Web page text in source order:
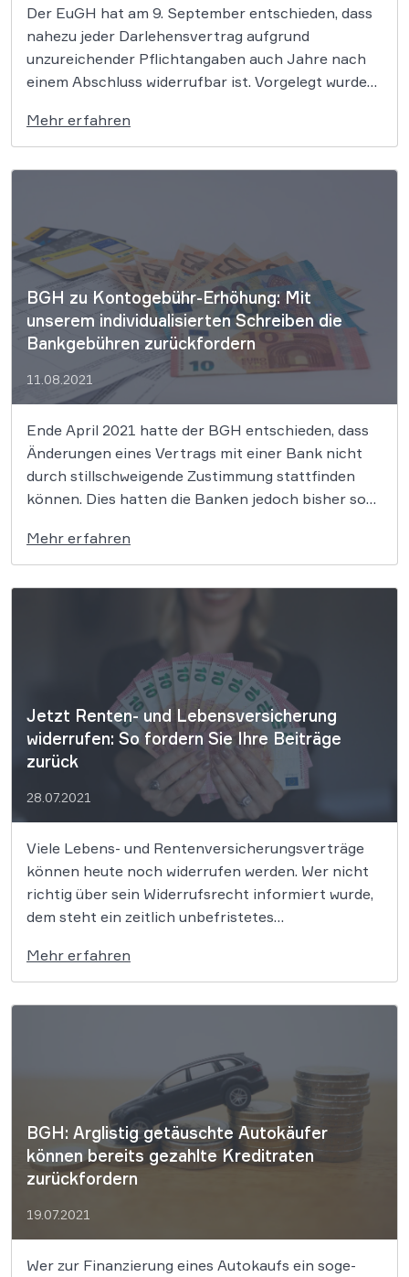
Der EuGH hat am 9. September entschieden, dass
nahezu jeder Darlehensvertrag aufgrund
unzureichender Pflichtangaben auch Jahre nach
einem Abschluss widerrufbar ist. Vorgelegt wurde
sondern vom LG Ravensburg. Damit können jetzt
Millionen Verbraucher bares Geld sparen. Update
9. September 2021: Der Gerichthof der
Mehr erfahren
BGH zu Kontogebühr-Erhöhung: Mit
unserem individualisierten Schreiben die
Bankgebühren zurückfordern
11.08.2021
Ende April 2021 hatte der BGH entschieden, dass
Änderungen eines Vertrags mit einer Bank nicht
durch stillschweigende Zustimmung stattfinden
können. Dies hatten die Banken jedoch bisher so
Banken nun die berechneten unzulässigen
Gebühren von ihrer Bank zurückfordern können.
Inzwischen liegen auch die Entscheidungsgründe
Mehr erfahren
Jetzt Renten- und Lebensversicherung
widerrufen: So fordern Sie Ihre Beiträge
zurück
28.07.2021
Viele Lebens- und Rentenversicherungsverträge
können heute noch widerrufen werden. Wer nicht
richtig über sein Widerrufsrecht informiert wurde,
dem steht ein zeitlich unbefristetes
prüfen und Ihre Ansprüche berechnen. Im Rahmen
der Rückabwicklung des Vertrages muss der
Versicherer die gezahlten Prämien – einschließlich
Mehr erfahren
BGH: Arglistig getäuschte Autokäufer
können bereits gezahlte Kreditraten
zurückfordern
19.07.2021
Wer zur Fi­nan­zie­rung eines Au­to­kaufs ein so­ge­